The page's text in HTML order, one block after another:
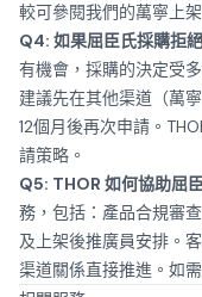
較可參閱我們的萬寧上
Q4: 如果屈臣氏採購拒
有機會，採購的決定受
建議先在其他渠道（萬
12個月後再次申請。
請策略。
Q5: THOR 如何協助屈
務，包括：產品合規審
及上架後推廣員安排。
渠道關係直接推進。如